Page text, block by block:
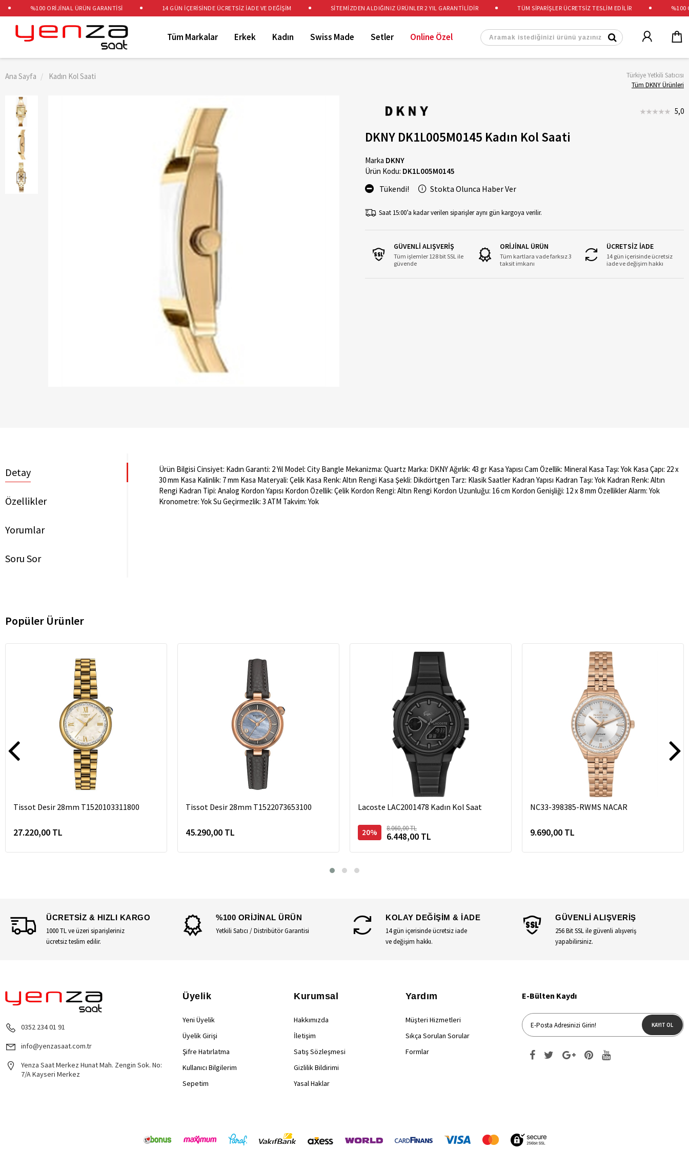
TÜM SİPARİŞLER ÜCRETSİZ TESLİM EDİLİR %100
%100 ORİJİNAL ÜRÜN GARANTİSİ 14 GÜN İÇERİSİNDE ÜCRETSİZ İADE VE DEĞİŞİM SİTEMİZDEN ALDIĞINIZ ÜRÜNLER 2 YIL GARANTİLİDİR
Tüm Markalar Erkek Kadın Swiss Made Setler Online Özel
Ana Sayfa Kadın Kol Saati
Türkiye Yetkili Satıcısı
Tüm DKNY Ürünleri
5,0
DKNY DK1L005M0145 Kadın Kol Saati
Marka DKNY
Ürün Kodu: DK1L005M0145
Tükendi! Stokta Olunca Haber Ver
Saat 15:00’a kadar verilen siparişler aynı gün kargoya verilir.
GÜVENLİ ALIŞVERİŞ
Tüm işlemler 128 bit SSL ile
güvende
ORİJİNAL ÜRÜN
Tüm kartlara vade farksız 3
taksit imkanı
ÜCRETSİZ İADE
14 gün içerisinde ücretsiz
iade ve değişim hakkı
Detay
Özellikler
Yorumlar
Soru Sor
Ürün Bilgisi Cinsiyet: Kadın Garanti: 2 Yıl Model: City Bangle Mekanizma: Quartz Marka: DKNY Ağırlık: 43 gr Kasa Yapısı Cam Özellik: Mineral Kasa Taşı: Yok Kasa Çapı: 22 x
30 mm Kasa Kalinlik: 7 mm Kasa Materyali: Çelik Kasa Renk: Altın Rengi Kasa Şekli: Dikdörtgen Tarz: Klasik Saatler Kadran Yapısı Kadran Taşı: Yok Kadran Renk: Altın
Rengi Kadran Tipi: Analog Kordon Yapısı Kordon Özellik: Çelik Kordon Rengi: Altın Rengi Kordon Uzunluğu: 16 cm Kordon Genişliği: 12 x 8 mm Özellikler Alarm: Yok
Kronometre: Yok Su Geçirmezlik: 3 ATM Takvim: Yok
Popüler Ürünler
Tissot Desir 28mm T1520103311800
27.220,00 TL
Tissot Desir 28mm T1522073653100
45.290,00 TL
Lacoste LAC2001478 Kadın Kol Saat
20% 8.060,00 TL
6.448,00 TL
NC33-398385-RWMS NACAR
9.690,00 TL
ÜCRETSİZ & HIZLI KARGO
1000 TL ve üzeri siparişleriniz
ücretsiz teslim edilir.
%100 ORİJİNAL ÜRÜN
Yetkili Satıcı / Distribütör Garantisi
KOLAY DEĞİŞİM & İADE
14 gün içerisinde ücretsiz iade
ve değişim hakkı.
GÜVENLİ ALIŞVERİŞ
256 Bit SSL ile güvenli alışveriş
yapabilirsiniz.
0352 234 01 91
info@yenzasaat.com.tr
Yenza Saat Merkez Hunat Mah. Zengin Sok. No:
7/A Kayseri Merkez
Üyelik
Yeni Üyelik
Üyelik Girişi
Şifre Hatırlatma
Kullanıcı Bilgilerim
Sepetim
Kurumsal
Hakkımızda
İletişim
Satış Sözleşmesi
Gizlilik Bildirimi
Yasal Haklar
Yardım
Müşteri Hizmetleri
Sıkça Sorulan Sorular
Formlar
E-Bülten Kaydı
KAYIT OL